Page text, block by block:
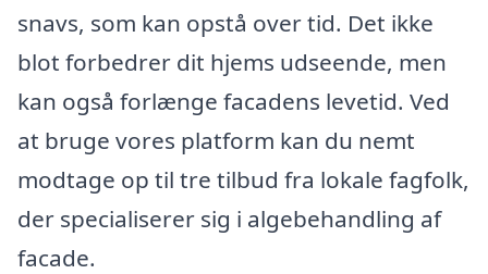
snavs, som kan opstå over tid. Det ikke
blot forbedrer dit hjems udseende, men
kan også forlænge facadens levetid. Ved
at bruge vores platform kan du nemt
modtage op til tre tilbud fra lokale fagfolk,
der specialiserer sig i algebehandling af
facade.